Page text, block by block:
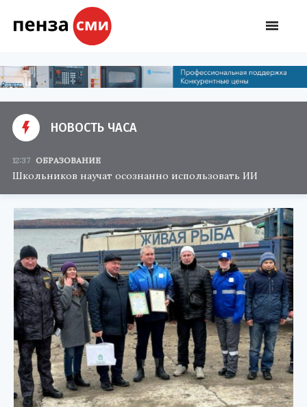
НОВОСТЬ ЧАСА
12:37 ОБРАЗОВАНИЕ
Школьников научат осознанно использовать ИИ